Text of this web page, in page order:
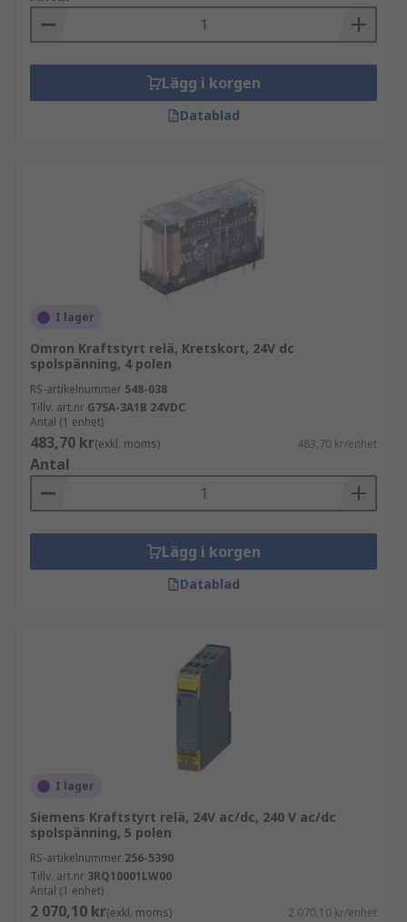
Lägg i korgen
Datablad
I lager
Omron Kraftstyrt relä, Kretskort, 24V dc
spolspänning, 4 polen
RS-artikelnummer 548-038
Tillv. art.nr G7SA-3A1B 24VDC
Antal (1 enhet)
483,70 kr(exkl. moms) 483,70 kr/enhet
Antal
Lägg i korgen
Datablad
I lager
Siemens Kraftstyrt relä, 24V ac/dc, 240 V ac/dc
spolspänning, 5 polen
RS-artikelnummer 256-5390
Tillv. art.nr 3RQ10001LW00
Antal (1 enhet)
2 070,10 kr(exkl. moms) 2 070,10 kr/enhet